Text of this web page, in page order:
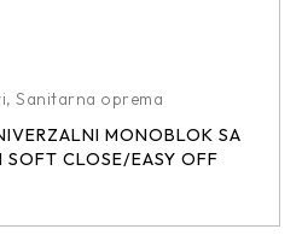
,Sanitarna oprema
MONOBLOK SA
SOFT CLOSE/EASY OFF